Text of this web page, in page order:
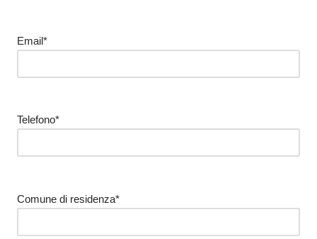
Email*
Telefono*
Comune di residenza*